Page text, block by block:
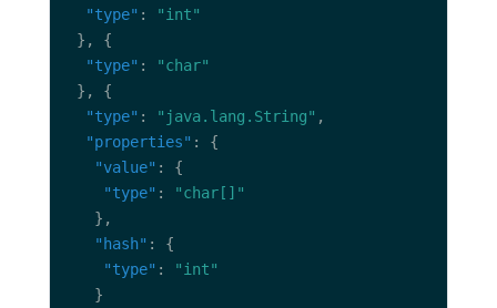
"type" :
"int"
"type" :
"char"
"type" : "java.lang.String"
"properties"
"value"
"type" :
"char[]"
"hash"
"type" :
"int"